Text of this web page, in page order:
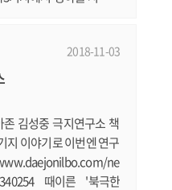
100만 년 전 빙하 확보할
것으로 많은 공기방울
2018-11-03
김성중 극지연구소 책
지 이야기로 이번엔 연구
ne
때이른 '북극한